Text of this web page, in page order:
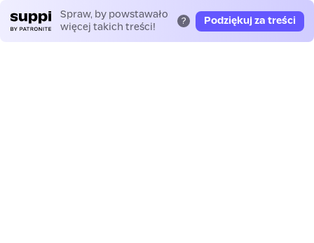
Spraw, by powstawało
więcej takich treści!
? Podziękuj za treści